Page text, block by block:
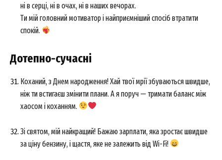
Company
Contact us
ні в серці, ні в очах, ні в наших вечорах.
Ти мій головний мотиватор і найприємніший спосіб втратити
спокій.
Дотепно-сучасні
Коханий, з Днем народження! Хай твої мрії збуваються швидше,
ніж ти встигаєш змінити плани. А я поруч — тримати баланс між
хаосом і коханням.
Зі святом, мій найкращий! Бажаю зарплати, яка зростає швидше
за ціну бензину, і щастя, яке не залежить від Wi-Fi!